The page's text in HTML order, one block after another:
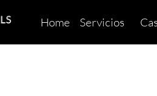
Home Servicios